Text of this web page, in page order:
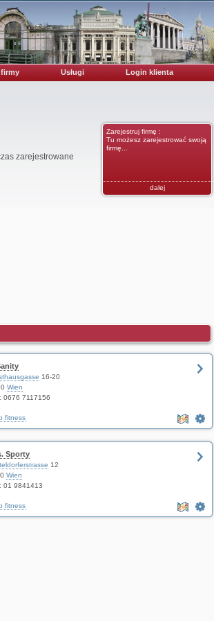
firmy Usługi Login klienta
Zarejestruj firmę :
Tu możesz zarejestrować swoją
firmę...
dalej
zarejestrowane
16-20
Wien
0676 7117156
fitness
Sporty
12
Wien
01 9841413
fitness